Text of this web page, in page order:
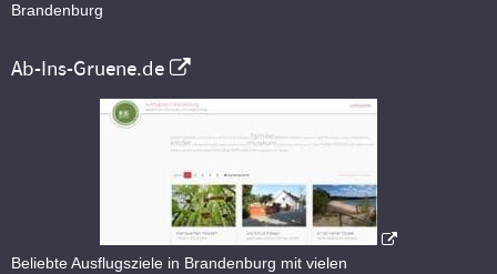
Brandenburg
Ab-Ins-Gruene.de
Beliebte Ausflugsziele in Brandenburg mit vielen